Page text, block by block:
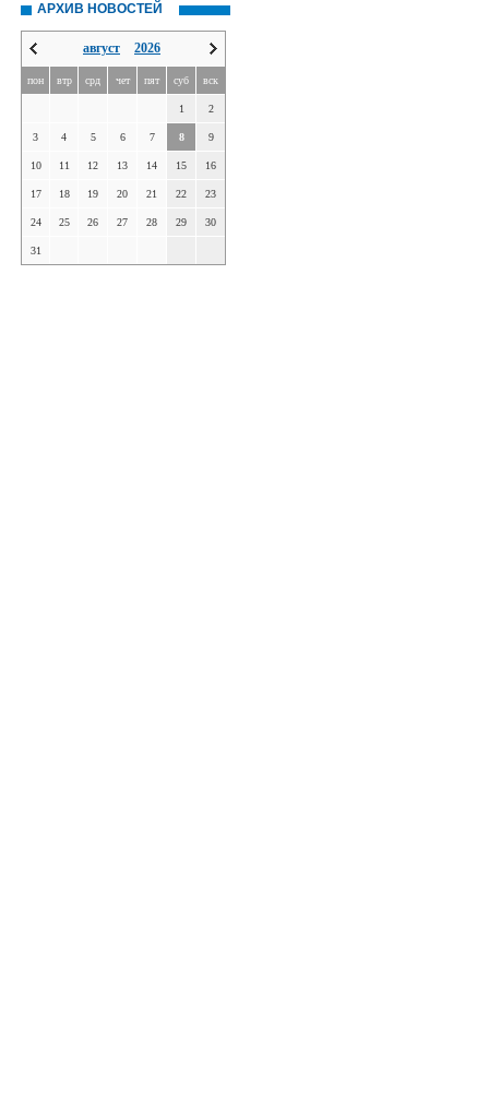
АРХИВ НОВОСТЕЙ
август 2026
пон втр срд чет пят суб вск
1 2
3 4 5 6 7 8 9
10 11 12 13 14 15 16
17 18 19 20 21 22 23
24 25 26 27 28 29 30
31